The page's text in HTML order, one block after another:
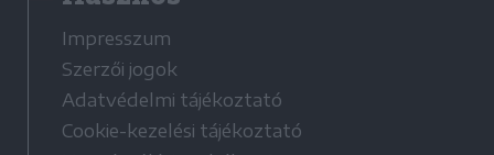
Impresszum
Szerzői jogok
Adatvédelmi tájékoztató
Cookie-kezelési tájékoztató